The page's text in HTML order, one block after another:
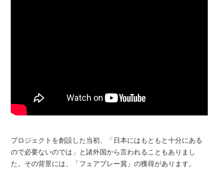
プロジェクトを創設した当初、「日本にはもともと十分にある
ので必要ないのでは」と諸外国から言われることもありまし
た。その背景には、「フェアプレー賞」の獲得があります。